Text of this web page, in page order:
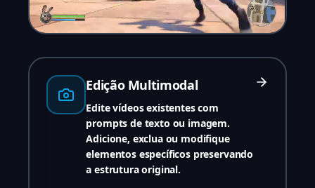
Edição Multimodal
Edite vídeos existentes com
prompts de texto ou imagem.
Adicione, exclua ou modifique
elementos específicos preservando
a estrutura original.